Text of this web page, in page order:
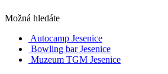
Možná hledáte
Autocamp Jesenice
Bowling bar Jesenice
Muzeum TGM Jesenice